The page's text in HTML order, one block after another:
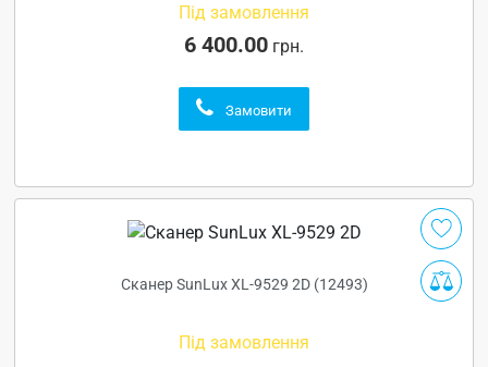
Під замовлення
6 400.00 грн.
Замовити
Сканер SunLux XL-9529 2D (12493)
Під замовлення